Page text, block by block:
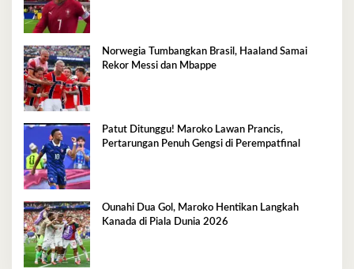
Norwegia Tumbangkan Brasil, Haaland Samai
Rekor Messi dan Mbappe
Patut Ditunggu! Maroko Lawan Prancis,
Pertarungan Penuh Gengsi di Perempatfinal
Ounahi Dua Gol, Maroko Hentikan Langkah
Kanada di Piala Dunia 2026